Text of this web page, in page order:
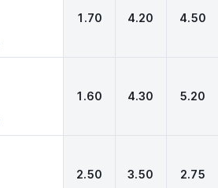
1.70 4.20 4.50
1.60 4.30 5.20
2.50 3.50 2.75